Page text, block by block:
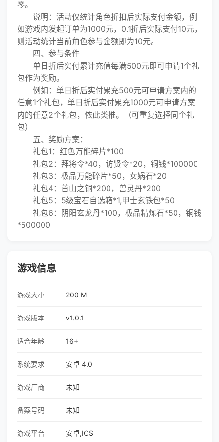
零。
说明：活动仅统计角色折扣后实际支付金额，例
如游戏内发起订单为1000元，0.1折后实际支付10元，
则活动统计当前角色参与金额即为10元。
四、参与条件
单日折后实付累计充值每满500元即可申请1个礼
包作为奖励。
例如：单日折后实付累充500元可申请方案内的
任意1个礼包，单日折后实付累充1000元可申请方案
内的任意2个礼包，依此类推。（可重复选择同个礼
包）
五、奖励方案：
礼包1：红色万能碎片*100
礼包2：拜将令*40，访贤令*20，铜钱*100000
礼包3：极品万能碎片*50，女娲石*20
礼包4：首山之铜*200，兽灵丹*200
礼包5：5级宝石自选箱*1,甲士玄铁包*50
礼包6：阴阳玄龙丹*100，极品精炼石*50，铜钱
*500000
游戏信息
游戏大小 200 M
游戏版本 v1.0.1
适合年龄 16+
系统要求 安卓 4.0
游戏厂商 未知
备案号码 未知
游戏平台 安卓,IOS